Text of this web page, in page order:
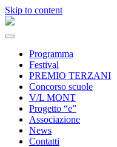
Skip to content
Programma
Festival
PREMIO TERZANI
Concorso scuole
V/L MONT
Progetto “e”
Associazione
News
Contatti